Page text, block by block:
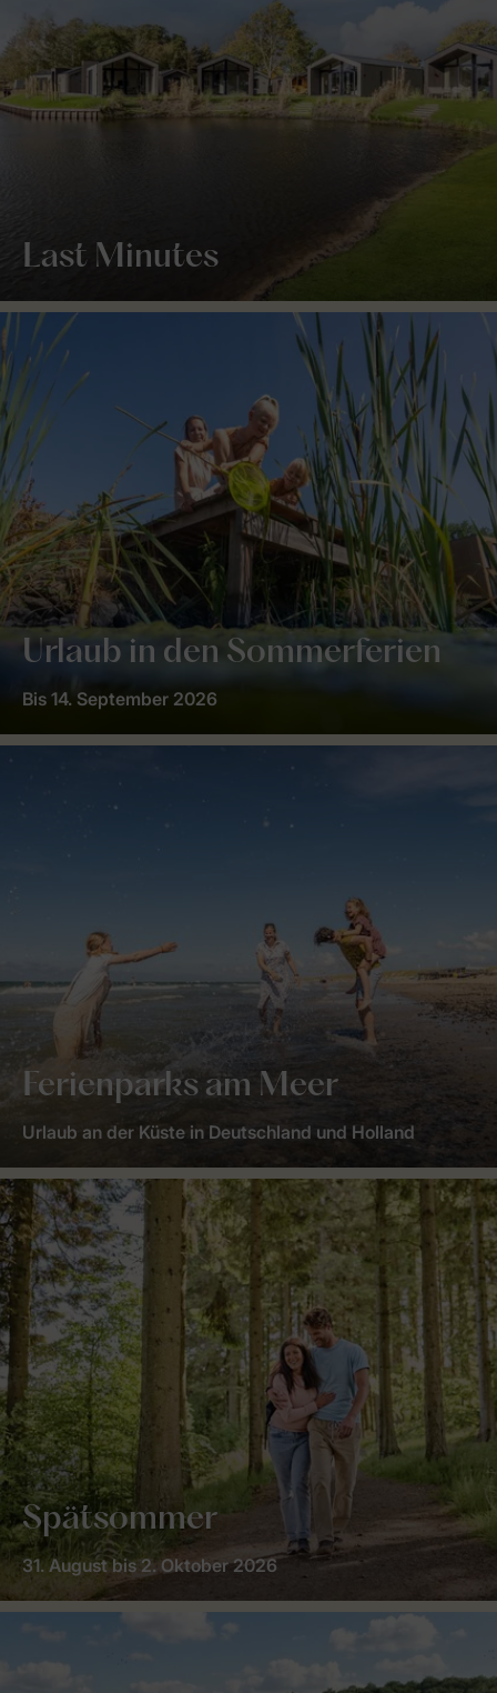
Last Minutes
Urlaub in den Sommerferien
Bis 14. September 2026
Ferienparks am Meer
Urlaub an der Küste in Deutschland und Holland
Spätsommer
31. August bis 2. Oktober 2026